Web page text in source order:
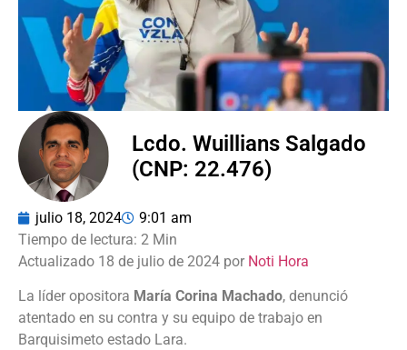
Lcdo. Wuillians Salgado
(CNP: 22.476)
julio 18, 2024 9:01 am
Actualizado 18 de julio de 2024 por Noti Hora
La líder opositora María Corina Machado, denunció
atentado en su contra y su equipo de trabajo en
Barquisimeto estado Lara.